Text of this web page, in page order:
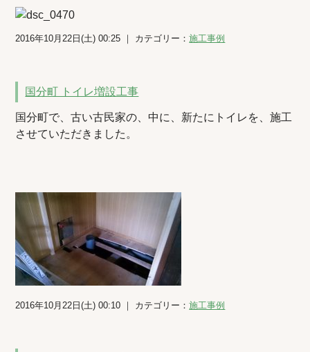
2016年10月22日(土) 00:25 ｜ カテゴリー：施工事例
国分町 トイレ増設工事
国分町で、古い古民家の、中に、新たにトイレを、施工
させていただきました。
2016年10月22日(土) 00:10 ｜ カテゴリー：施工事例